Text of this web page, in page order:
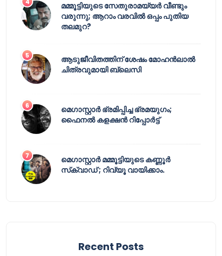
മമ്മൂട്ടിയുടെ സേതുരാമയ്യർ വീണ്ടും
വരുന്നു; ആറാം വരവിൽ ഒപ്പം പുതിയ
തലമുറ?
ആടുജീവിതത്തിന് ശേഷം മോഹൻലാൽ
ചിത്രവുമായി ബ്ലെസി
മെഗാസ്റ്റാർ ഭ്രമിപ്പിച്ച ഭ്രമയുഗം;
ഫൈനൽ കളക്ഷൻ റിപ്പോർട്ട്
മെഗാസ്റ്റാർ മമ്മൂട്ടിയുടെ കണ്ണൂർ
സ്‌ക്വാഡ് ; റിവ്യൂ വായിക്കാം.
Recent Posts